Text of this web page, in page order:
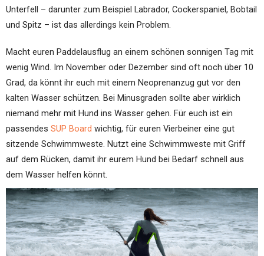
Unterfell – darunter zum Beispiel Labrador, Cockerspaniel, Bobtail
und Spitz – ist das allerdings kein Problem.
Macht euren Paddelausflug an einem schönen sonnigen Tag mit
wenig Wind. Im November oder Dezember sind oft noch über 10
Grad, da könnt ihr euch mit einem Neoprenanzug gut vor den
kalten Wasser schützen. Bei Minusgraden sollte aber wirklich
niemand mehr mit Hund ins Wasser gehen. Für euch ist ein
passendes SUP Board wichtig, für euren Vierbeiner eine gut
sitzende Schwimmweste. Nutzt eine Schwimmweste mit Griff
auf dem Rücken, damit ihr eurem Hund bei Bedarf schnell aus
dem Wasser helfen könnt.